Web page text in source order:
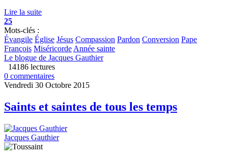
Lire la suite
25
Mots-clés :
Évangile Église Jésus Compassion Pardon Conversion Pape
François Miséricorde Année sainte
Le blogue de Jacques Gauthier
14186 lectures
0 commentaires
Vendredi 30 Octobre 2015
Saints et saintes de tous les temps
Jacques Gauthier